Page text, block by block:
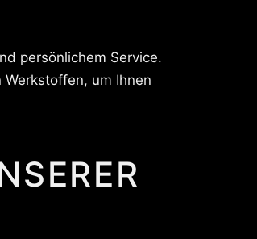
persönlichem Service.
um Ihnen